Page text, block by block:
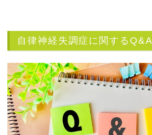
自律神経失調症に関するQ&A